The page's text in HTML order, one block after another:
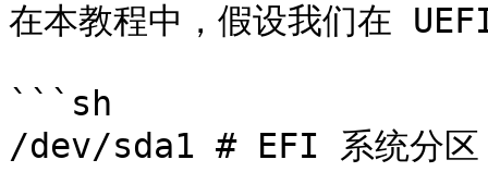
在本教程中，假设我们在
```sh
/dev/sda1 # EFI 系统分区